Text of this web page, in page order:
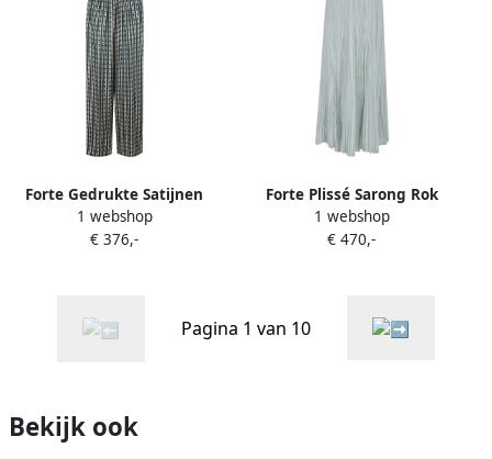
Forte Gedrukte Satijnen
Relaxte Broek Multicolor
Dames
1 webshop
€ 376,-
Forte Plissé Sarong Rok
Green Dames
1 webshop
€ 470,-
Pagina 1 van 10
Bekijk ook